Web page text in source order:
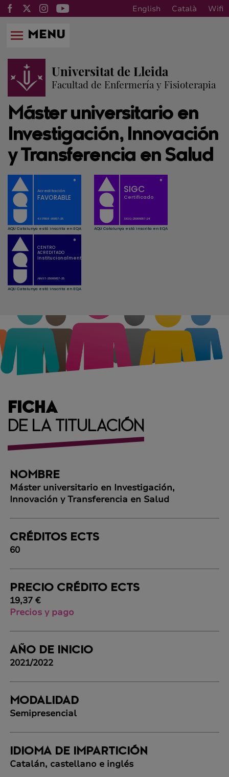
English Català Wifi
MENU
Universitat de Lleida
Facultad de Enfermería y Fisioterapia
Máster universitario en
Investigación, Innovación
y Transferencia en Salud
FICHA
DE LA TITULACIÓN
NOMBRE
Máster universitario en Investigación,
Innovación y Transferencia en Salud
CRÉDITOS ECTS
60
PRECIO CRÉDITO ECTS
19,37 €
Precios y pago
AÑO DE INICIO
2021/2022
MODALIDAD
Semipresencial
IDIOMA DE IMPARTICIÓN
Catalán, castellano e inglés